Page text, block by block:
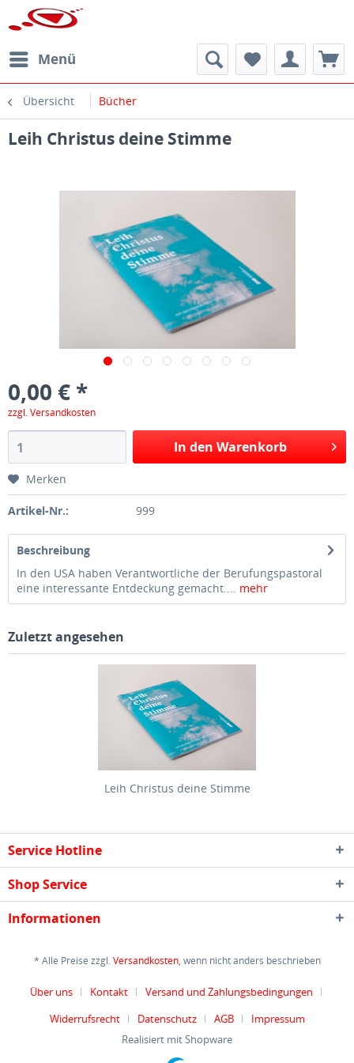
Menü
Übersicht Bücher
Leih Christus deine Stimme
0,00 € *
zzgl. Versandkosten
In den Warenkorb
Merken
Artikel-Nr.: 999
Beschreibung
In den USA haben Verantwortliche der Berufungspastoral
eine interessante Entdeckung gemacht.... mehr
Zuletzt angesehen
Leih Christus deine Stimme
Service Hotline
Shop Service
Informationen
* Alle Preise zzgl.Versandkosten, wenn nicht anders beschrieben
Über uns Kontakt
Versand und Zahlungsbedingungen
Widerrufsrecht
Datenschutz AGB
Impressum
Realisiert mit Shopware